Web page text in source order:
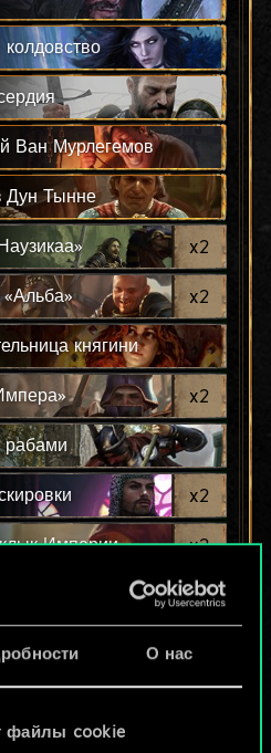
О нас
файлы cookie
Ван Мурлегемов
Дун Тынне
x2
«Альба» x2
княгини
x2
рабами
x2
Империи x2
x2
Мурлегемов